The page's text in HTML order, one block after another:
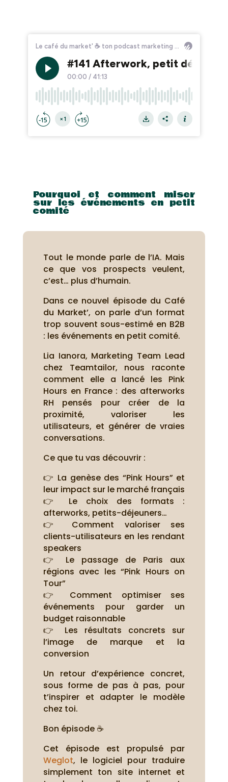
Pourquoi et comment miser
sur les événements en petit
comité
Tout le monde parle de l’IA. Mais
ce que vos prospects veulent,
c’est… plus d’humain.
Dans ce nouvel épisode du Café
du Market’, on parle d’un format
trop souvent sous-estimé en B2B
: les événements en petit comité.
Lia Ianora, Marketing Team Lead
chez Teamtailor, nous raconte
comment elle a lancé les Pink
Hours en France : des afterworks
RH pensés pour créer de la
proximité, valoriser les
utilisateurs, et générer de vraies
conversations.
Ce que tu vas découvrir :
👉 La genèse des “Pink Hours” et
leur impact sur le marché français
👉 Le choix des formats :
afterworks, petits-déjeuners…
👉 Comment valoriser ses
clients-utilisateurs en les rendant
speakers
👉 Le passage de Paris aux
régions avec les “Pink Hours on
Tour”
👉 Comment optimiser ses
événements pour garder un
budget raisonnable
👉 Les résultats concrets sur
l’image de marque et la
conversion
Un retour d’expérience concret,
sous forme de pas à pas, pour
t’inspirer et adapter le modèle
chez toi.
Bon épisode ☕
Cet épisode est propulsé par
Weglot, le logiciel pour traduire
simplement ton site internet et